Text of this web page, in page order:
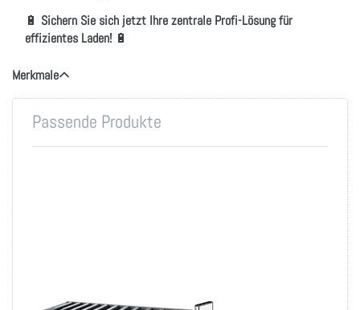
🔋 Sichern Sie sich jetzt Ihre zentrale Profi-Lösung für
effizientes Laden! 🔋
Merkmale
Passende Produkte